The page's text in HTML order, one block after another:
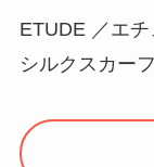
ETUDE ／エチ
シルクスカー